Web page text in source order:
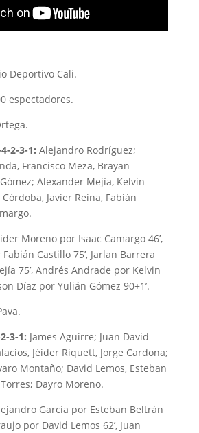
Deportivo Cali.
espectadores.
2-3-1: Alejandro Rodríguez;
Francisco Meza, Brayan
Alexander Mejía, Kelvin
Córdoba, Javier Reina, Fabián
Moreno por Isaac Camargo 46’,
Castillo 75’, Jarlan Barrera
75’, Andrés Andrade por Kelvin
Díaz por Yulián Gómez 90+1’.
3-1: James Aguirre; Juan David
Jéider Riquett, Jorge Cardona;
Montaño; David Lemos, Esteban
Dayro Moreno.
García por Esteban Beltrán
por David Lemos 62’, Juan